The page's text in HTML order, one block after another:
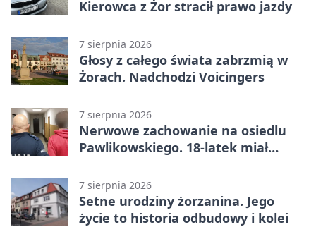
Kierowca z Żor stracił prawo jazdy
7 sierpnia 2026
Głosy z całego świata zabrzmią w
Żorach. Nadchodzi Voicingers
7 sierpnia 2026
Nerwowe zachowanie na osiedlu
Pawlikowskiego. 18-latek miał
7 sierpnia 2026
Setne urodziny żorzanina. Jego
życie to historia odbudowy i kolei